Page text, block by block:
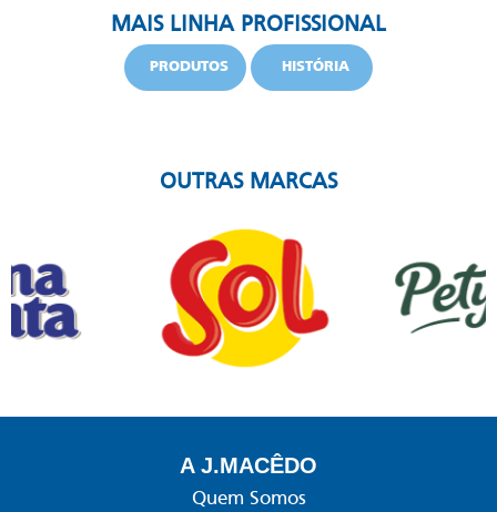
MAIS LINHA PROFISSIONAL
PRODUTOS HISTÓRIA
OUTRAS MARCAS
A J.MACÊDO
Quem Somos